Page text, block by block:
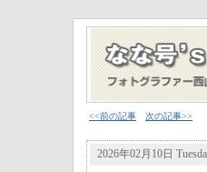
<<前の記事 次の記事>>
2026年02月10日